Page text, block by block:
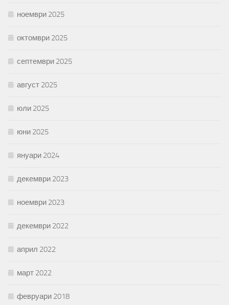
ноември 2025
октомври 2025
септември 2025
август 2025
юли 2025
юни 2025
януари 2024
декември 2023
ноември 2023
декември 2022
април 2022
март 2022
февруари 2018